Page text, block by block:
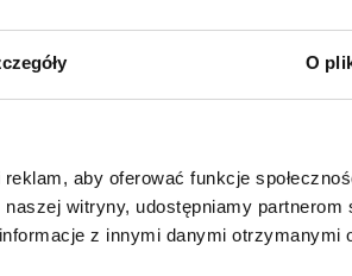
O
aby oferować funkcje
witryny, udostępniamy partnerom
z innymi danymi otrzymanymi
Ci osiągnąć Twoje cele.
do działania.